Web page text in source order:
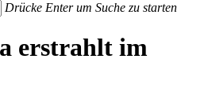
Drücke Enter um Suche zu starten
erstrahlt im